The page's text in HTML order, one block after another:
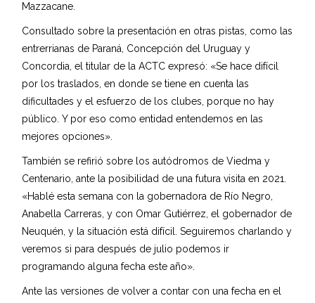
Mazzacane.
Consultado sobre la presentación en otras pistas, como las
entrerrianas de Paraná, Concepción del Uruguay y
Concordia, el titular de la ACTC expresó: «Se hace difícil
por los traslados, en donde se tiene en cuenta las
dificultades y el esfuerzo de los clubes, porque no hay
público. Y por eso como entidad entendemos en las
mejores opciones».
También se refirió sobre los autódromos de Viedma y
Centenario, ante la posibilidad de una futura visita en 2021.
«Hablé esta semana con la gobernadora de Río Negro,
Anabella Carreras, y con Omar Gutiérrez, el gobernador de
Neuquén, y la situación está difícil. Seguiremos charlando y
veremos si para después de julio podemos ir
programando alguna fecha este año».
Ante las versiones de volver a contar con una fecha en el